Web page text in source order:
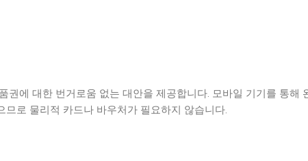
권에 대한 번거로움 없는 대안을 제공합니다. 모바일 기기를 통해
므로 물리적 카드나 바우처가 필요하지 않습니다.